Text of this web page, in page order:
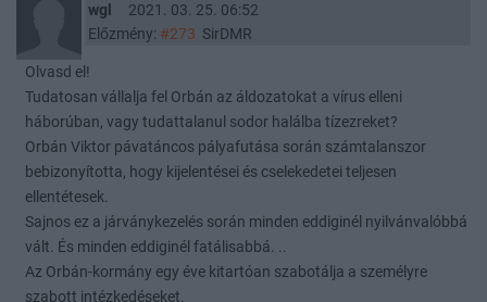
wgl
2021. 03. 25. 06:52
Előzmény: #273 SirDMR
Olvasd el!
Tudatosan vállalja fel Orbán az áldozatokat a vírus elleni
háborúban, vagy tudattalanul sodor halálba tízezreket?
Orbán Viktor pávatáncos pályafutása során számtalanszor
bebizonyította, hogy kijelentései és cselekedetei teljesen
ellentétesek.
Sajnos ez a járványkezelés során minden eddiginél nyilvánvalóbbá
vált. És minden eddiginél fatálisabbá. ..
Az Orbán-kormány egy éve kitartóan szabotálja a személyre
szabott intézkedéseket.